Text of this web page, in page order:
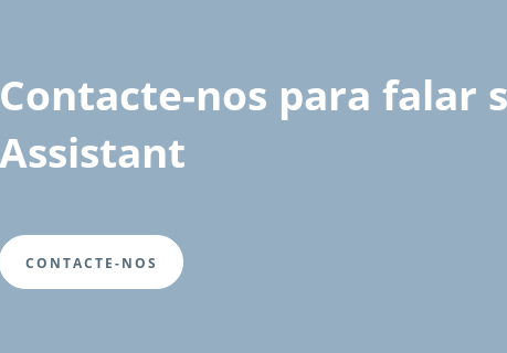
Contacte-nos para falar
Assistant
CONTACTE-NOS